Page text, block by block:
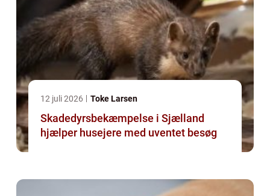
12 juli 2026 Toke Larsen
Skadedyrsbekæmpelse i Sjælland
hjælper husejere med uventet besøg